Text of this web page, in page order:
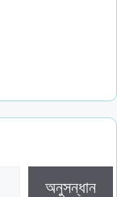
অনুসন্ধান